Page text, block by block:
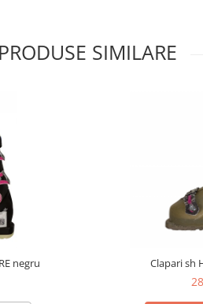
PRODUSE SIMILARE
negru Clapari sh